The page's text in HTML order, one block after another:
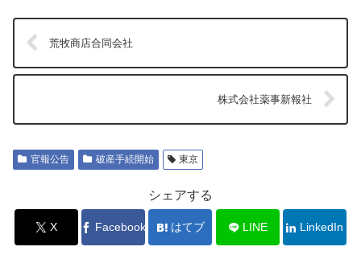
荒牧商店合同会社
株式会社薬事新報社
官報公告 破産手続開始 東京
シェアする
X Facebook はてブ LINE LinkedIn